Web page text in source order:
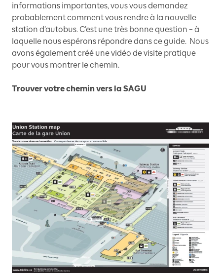
informations importantes, vous vous demandez
probablement comment vous rendre à la nouvelle
station d’autobus. C’est une très bonne question – à
laquelle nous espérons répondre dans ce guide. Nous
avons également créé une vidéo de visite pratique
pour vous montrer le chemin.
Trouver votre chemin vers la SAGU